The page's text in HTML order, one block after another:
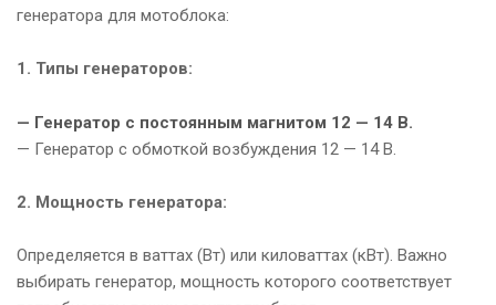
генератора для мотоблока:
1. Типы генераторов:
— Генератор с постоянным магнитом 12 — 14 В.
— Генератор с обмоткой возбуждения 12 — 14 В.
2. Мощность генератора:
Определяется в ваттах (Вт) или киловаттах (кВт). Важно
выбирать генератор, мощность которого соответствует